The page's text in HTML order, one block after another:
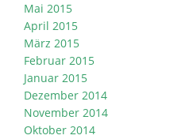
Mai 2015
April 2015
März 2015
Februar 2015
Januar 2015
Dezember 2014
November 2014
Oktober 2014